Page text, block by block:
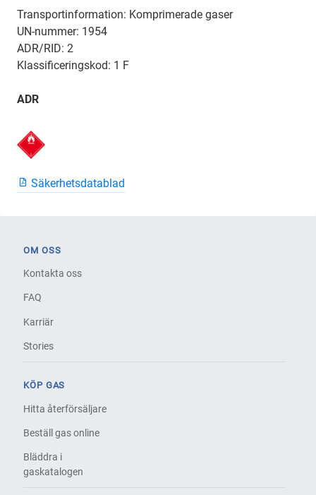
Transportinformation: Komprimerade gaser
UN-nummer: 1954
ADR/RID: 2
Klassificeringskod: 1 F
ADR
Säkerhetsdatablad
OM OSS
Kontakta oss
FAQ
Karriär
Stories
KÖP GAS
Hitta återförsäljare
Beställ gas online
Bläddra i
gaskatalogen